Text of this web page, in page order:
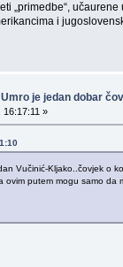
„primedbe“,
i
je jedan dobar
16:17:11 »
Vučinić-Kljako..čovjek o
ovim putem mogu samo